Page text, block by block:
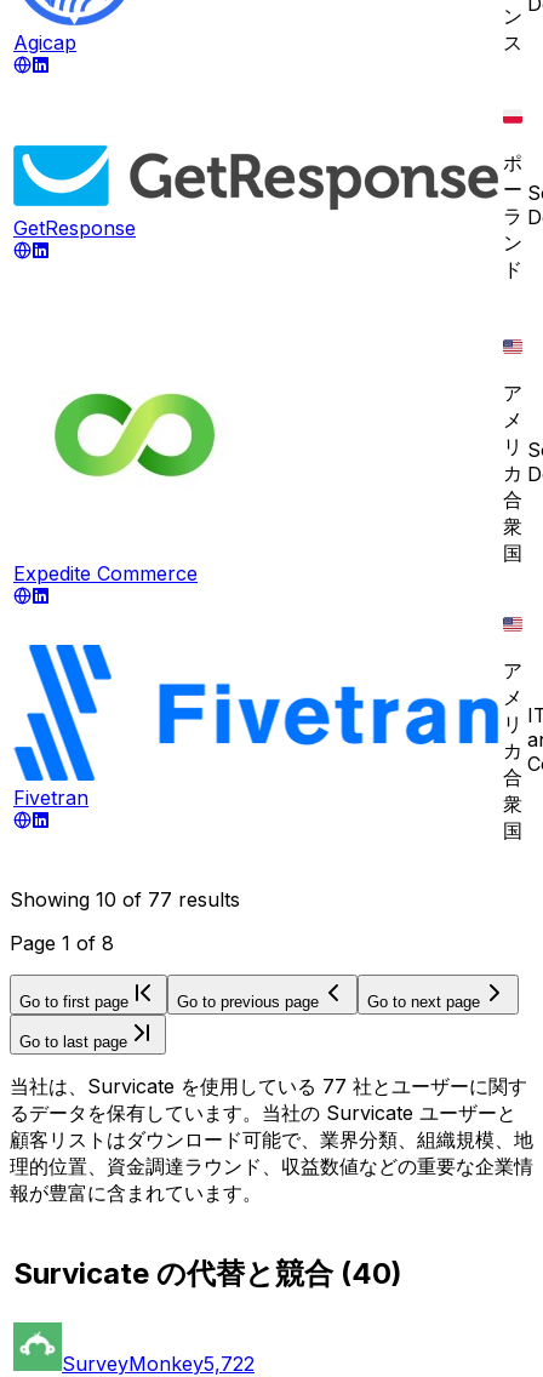
Agicap
ン
ス
GetResponse
ポ
ー
ラ
ン
ド
Expedite Commerce
ア
メ
リ
カ
合
衆
国
Fivetran
ア
メ
リ
カ
合
衆
国
Showing 10 of 77 results
Page 1 of 8
Go to first page Go to previous page Go to next page
Go to last page
当社は、Survicate を使用している 77 社とユーザーに関す
るデータを保有しています。当社の Survicate ユーザーと
顧客リストはダウンロード可能で、業界分類、組織規模、地
理的位置、資金調達ラウンド、収益数値などの重要な企業情
報が豊富に含まれています。
Survicate の代替と競合(40)
SurveyMonkey5,722